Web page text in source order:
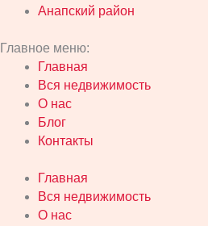
Анапский район
Главное меню:
Главная
Вся недвижимость
О нас
Блог
Контакты
Главная
Вся недвижимость
О нас